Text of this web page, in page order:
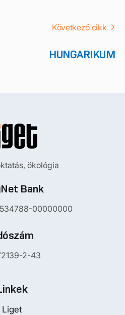
Következő cikk
HUNGARIKUM
ökológia
Bank
00000000
2-43
Liget